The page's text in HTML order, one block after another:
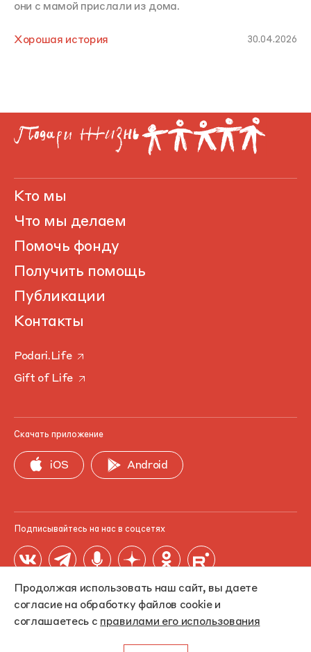
Продолжая использовать наш сайт, вы даете
согласие на обработку файлов cookie и
соглашаетесь с правилами его использования
они с мамой прислали из дома.
Хорошая история 30.04.2026
Кто мы
Что мы делаем
Помочь фонду
Получить помощь
Публикации
Контакты
Podari.Life
Gift of Life
Скачать приложение
iOS Android
Подписывайтесь на нас в соцсетях
© 2006-2026 Фонд «Подари жизнь». ИНН 7714320009, ОГРН